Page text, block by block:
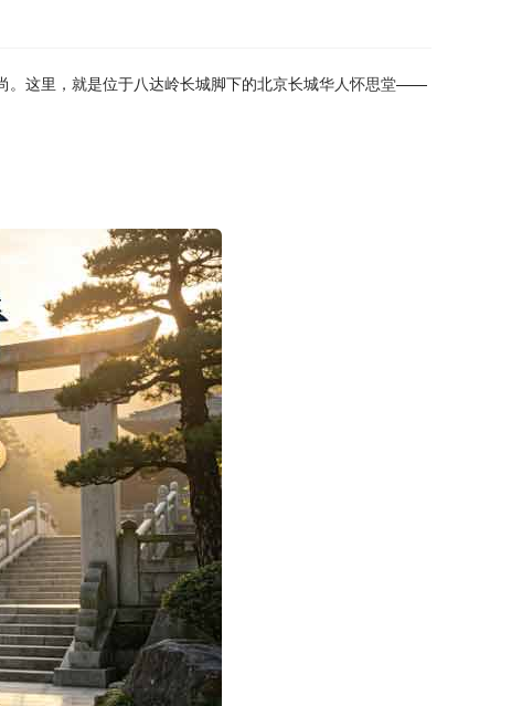
这里，就是位于八达岭长城脚下的北京长城华人怀思堂——